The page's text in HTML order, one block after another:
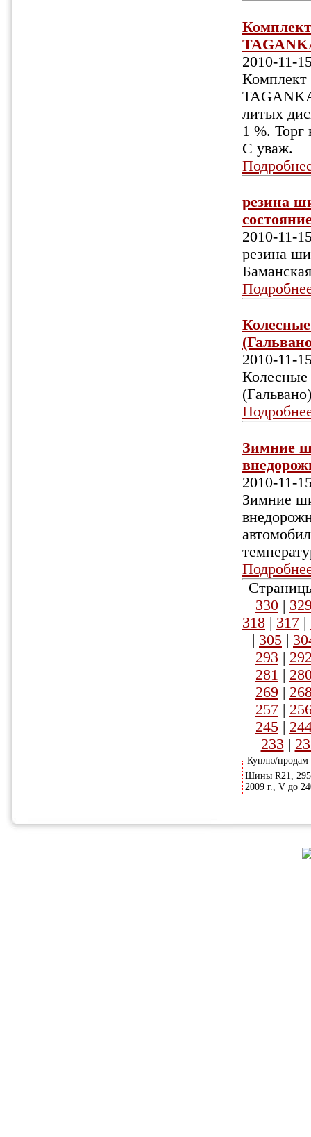
2010-11-
Комплект
литых
1 %. Торг
С уваж.
резина
2010-11-
резина
Баманская
2010-11-
Колесные
(Гальвано)
Зимние
2010-11-
Зимние
330 |
318 | 317 |
| 305 |
293 |
281 |
269 |
257 |
245 |
233 |
Куплю/
Шины R21,